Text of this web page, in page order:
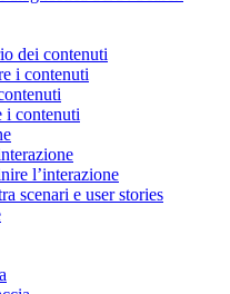
dei contenuti
i contenuti
i contenuti
l’interazione
scenari e user stories